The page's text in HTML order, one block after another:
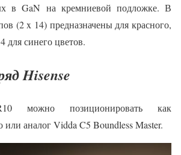
в GaN на кремниевой подложке. В
(2 x 14) предназначены для красного,
для синего цветов.
Hisense
можно позиционировать как
аналог Vidda C5 Boundless Master.